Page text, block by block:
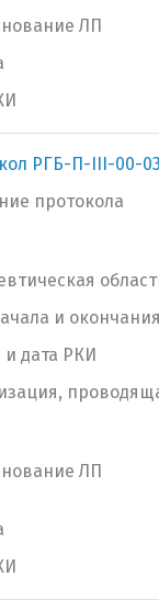
ЛП
РГБ-П-III-00-
протокола
и
дата РКИ
ЛП